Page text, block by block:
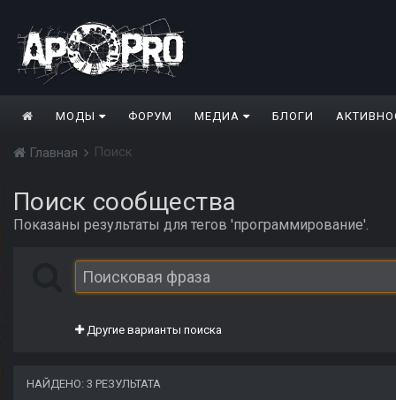
МОДЫ ФОРУМ МЕДИА БЛОГИ
Главная Поиск
Поиск сообщества
Показаны результаты для тегов 'программирование'.
Другие варианты поиска
НАЙДЕНО: 3 РЕЗУЛЬТАТА